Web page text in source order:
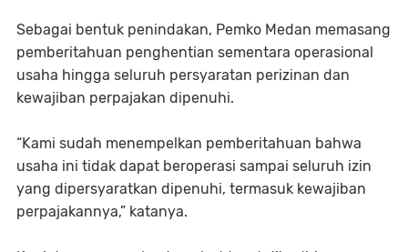
Sebagai bentuk penindakan, Pemko Medan memasang
pemberitahuan penghentian sementara operasional
usaha hingga seluruh persyaratan perizinan dan
kewajiban perpajakan dipenuhi.
“Kami sudah menempelkan pemberitahuan bahwa
usaha ini tidak dapat beroperasi sampai seluruh izin
yang dipersyaratkan dipenuhi, termasuk kewajiban
perpajakannya,” katanya.